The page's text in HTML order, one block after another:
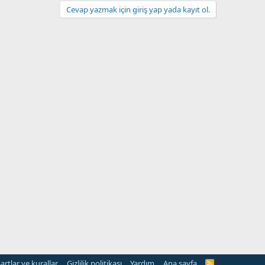
Cevap yazmak için giriş yap yada kayıt ol.
R